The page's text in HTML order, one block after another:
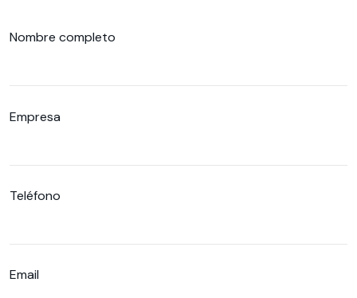
Nombre completo
Empresa
Teléfono
Email